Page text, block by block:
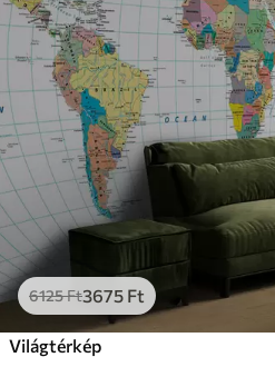
6125Ft3675 Ft
Világtérkép